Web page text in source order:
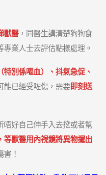
獸醫，同醫生講清楚狗狗食
業人士去評估點樣處理。
特別係嘔血）、抖氣急促、
能已經受咗傷，需要即刻送
唔好自己伸手入去挖或者幫
等獸醫用內視鏡將異物攞出
！